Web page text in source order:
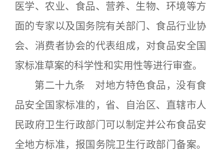
医学、农业、食品、营养、生物、环境等方
面的专家以及国务院有关部门、食品行业协
会、消费者协会的代表组成，对食品安全国
家标准草案的科学性和实用性等进行审查。
第二十九条 对地方特色食品，没有食
品安全国家标准的，省、自治区、直辖市人
民政府卫生行政部门可以制定并公布食品安
全地方标准，报国务院卫生行政部门备案。